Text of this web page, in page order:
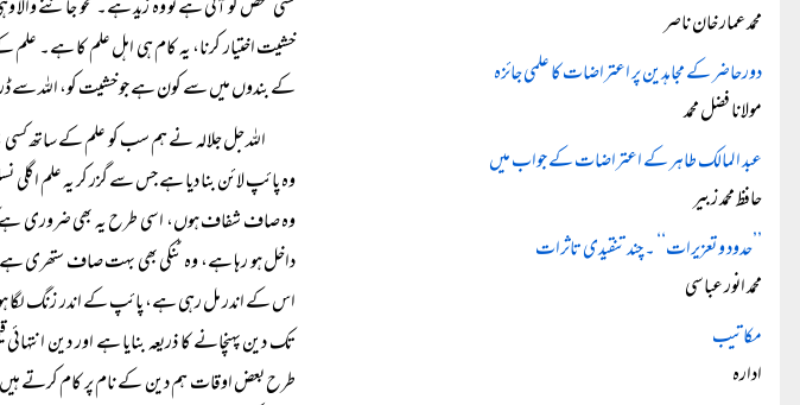
کسی شخص کو آتی ہے تو وہ زید ہے۔ نحو جاننے والا
خشیت اختیار کرنا، یہ کام ہی اہل علم کا ہے۔ علم
کے بندوں میں سے کون ہے جو خشیت کو، اللہ سے
اللہ جل جلالہ نے ہم سب کو علم کے ساتھ
وہ پائپ لائن بنا دیا ہے جس سے گزر کر یہ علم
وہ صاف شفاف ہوں، اسی طرح یہ بھی ضروری ہے
داخل ہو رہا ہے، وہ ٹنکی بھی بہت صاف ستھری
اس کے اندر مل رہی ہے، پائپ کے اندر زنگ لگا
تک دین پہنچانے کا ذریعہ بنایا ہے اور دین
طرح بعض اوقات ہم دین کے نام پر کام کرتے
محمد عمار خان ناصر
دورحاضر کے مجاہدین پر اعتراضات کا علمی جائزہ
مولانا فضل محمد
عبد المالک طاہر کے اعتراضات کے جواب میں
حافظ محمد زبیر
’’حدود و تعزیرات‘‘ ۔ چند تنقیدی تاثرات
محمد انور عباسی
مکاتیب
ادارہ